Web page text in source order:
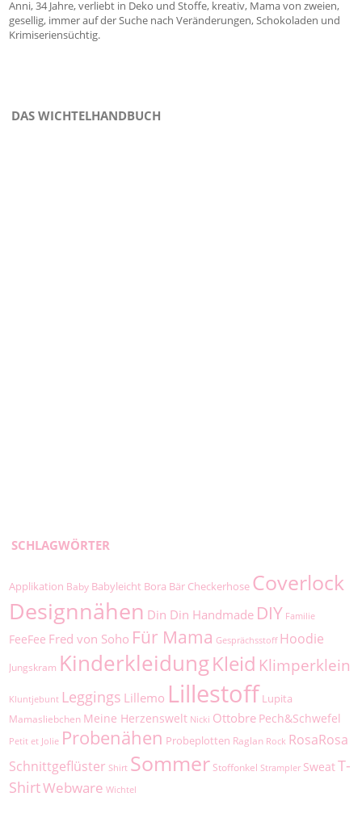
Anni, 34 Jahre, verliebt in Deko und Stoffe, kreativ, Mama von zweien,
gesellig, immer auf der Suche nach Veränderungen, Schokoladen und
Krimiseriensüchtig.
DAS WICHTELHANDBUCH
SCHLAGWÖRTER
Applikation Baby Babyleicht Bora Bär Checkerhose Coverlock
Designnähen Din Din Handmade DIY Familie
FeeFee Fred von Soho Für Mama Gesprächsstoff Hoodie
Jungskram KinderkleidungKleid Klimperklein
Kluntjebunt Leggings Lillemo Lillestoff Lupita
Mamasliebchen Meine Herzenswelt Nicki Ottobre Pech&Schwefel
Petit et Jolie Probenähen Probeplotten Raglan Rock RosaRosa
Schnittgeflüster Shirt Sommer Stoffonkel Strampler SweatT-
ShirtWebware Wichtel